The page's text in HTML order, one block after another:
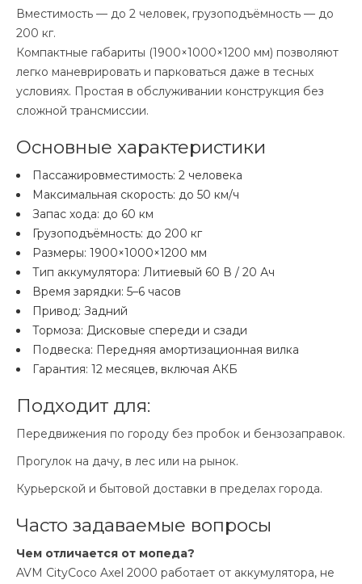
Вместимость — до 2 человек, грузоподъёмность — до
200 кг.
Компактные габариты (1900×1000×1200 мм) позволяют
легко маневрировать и парковаться даже в тесных
условиях. Простая в обслуживании конструкция без
сложной трансмиссии.
Основные характеристики
Пассажировместимость: 2 человека
Максимальная скорость: до 50 км/ч
Запас хода: до 60 км
Грузоподъёмность: до 200 кг
Размеры: 1900×1000×1200 мм
Тип аккумулятора: Литиевый 60 В / 20 Ач
Время зарядки: 5–6 часов
Привод: Задний
Тормоза: Дисковые спереди и сзади
Подвеска: Передняя амортизационная вилка
Гарантия: 12 месяцев, включая АКБ
Подходит для:
Передвижения по городу без пробок и бензозаправок.
Прогулок на дачу, в лес или на рынок.
Курьерской и бытовой доставки в пределах города.
Часто задаваемые вопросы
Чем отличается от мопеда?
AVM CityCoco Axel 2000 работает от аккумулятора, не